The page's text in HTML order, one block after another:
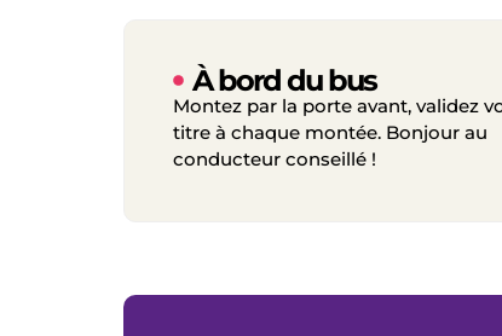
À bord du bus
Montez par la porte avant, validez
titre à chaque montée. Bonjour au
conducteur conseillé !